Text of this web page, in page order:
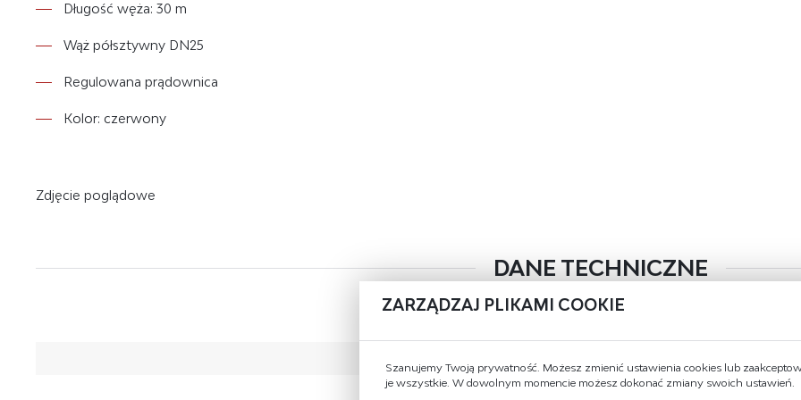
Długość węża: 30 m
Wąż półsztywny DN25
Regulowana prądownica
Kolor: czerwony
Zdjęcie poglądowe
DANE TECHNICZNE
hydrant wewnętrzny DN25,
regulowana DN25 z dyszą
ZARZĄDZAJ PLIKAMI COOKIE
Szanujemy Twoją prywatność. Możesz zmienić ustawienia cookies lub
je wszystkie. W dowolnym momencie możesz dokonać zmiany swoich ustawień.